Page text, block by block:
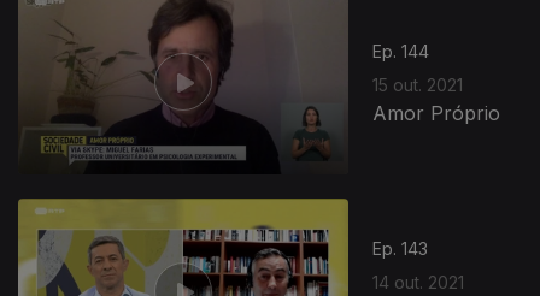
Ep. 144
15 out. 2021
Amor Próprio
Ep. 143
14 out. 2021
572933